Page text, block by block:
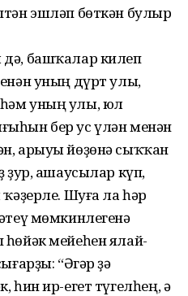
эшләп бөткән булыр
башҡалар килеп
уның дүрт улы,
уның улы, юл
бер ус үлән менән
арыуы йөҙөнә сыҡҡан
ҙур, ашаусылар күп,
Шуға ла һәр
мөмкинлегенә
мейеһен ялай-
“Әгәр ҙә
һин ир-егет түгелһең, ә